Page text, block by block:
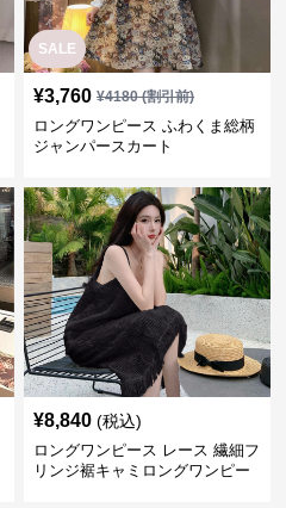
SALE
¥3,760 ¥4180(割引前)
ロングワンピース ふわくま総柄
ジャンパースカート
¥8,840 (税込)
ロングワンピース レース 繊細フ
リンジ裾キャミロングワンピー